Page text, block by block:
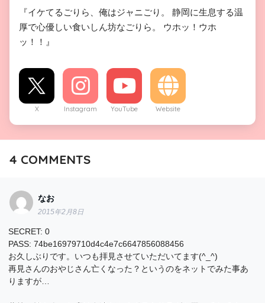
『イケてるごりら、俺はジャニごり。 静岡に生息する温
厚で心優しい食いしん坊なごりら。 ウホッ！ウホ
ッ！！』
X Instagram YouTube Website
4 COMMENTS
なお
2015年2月8日
SECRET: 0
PASS: 74be16979710d4c4e7c6647856088456
お久しぶりです。いつも拝見させていただいてます(^_^)
再見さんのおやじさん亡くなった？というのをネットでみた事あ
りますが…